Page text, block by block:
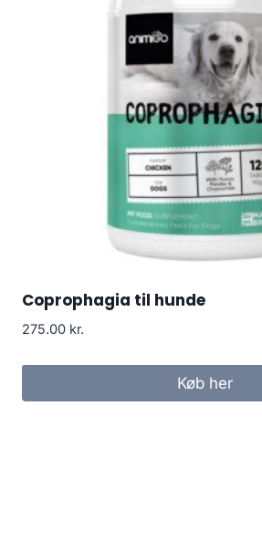
Coprophagia til hunde
275.00 kr.
Køb her